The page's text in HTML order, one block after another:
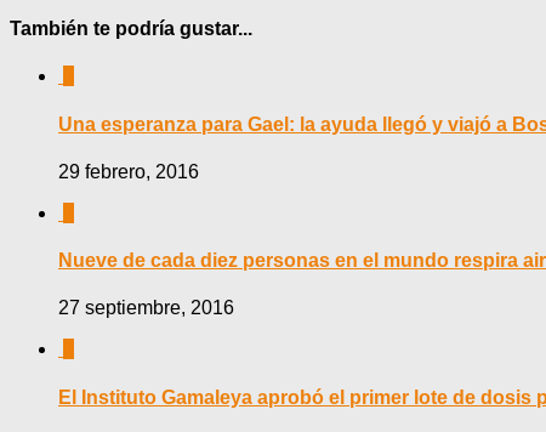
También te podría gustar...
Una esperanza para Gael: la ayuda llegó y viajó a
29 febrero, 2016
Nueve de cada diez personas en el mundo respira
27 septiembre, 2016
El Instituto Gamaleya aprobó el primer lote de dosis